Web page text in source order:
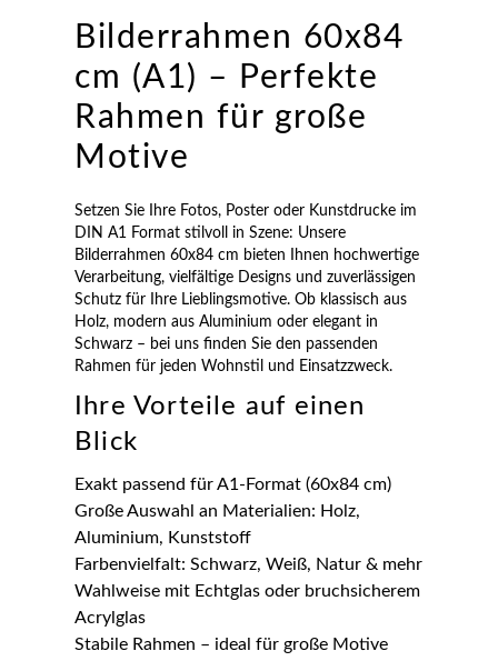
Bilderrahmen 60x84
cm (A1) – Perfekte
Rahmen für große
Motive
Setzen Sie Ihre Fotos, Poster oder Kunstdrucke im
DIN A1 Format stilvoll in Szene: Unsere
Bilderrahmen 60x84 cm bieten Ihnen hochwertige
Verarbeitung, vielfältige Designs und zuverlässigen
Schutz für Ihre Lieblingsmotive. Ob klassisch aus
Holz, modern aus Aluminium oder elegant in
Schwarz – bei uns finden Sie den passenden
Rahmen für jeden Wohnstil und Einsatzzweck.
Ihre Vorteile auf einen
Blick
Exakt passend für A1-Format (60x84 cm)
Große Auswahl an Materialien: Holz,
Aluminium, Kunststoff
Farbenvielfalt: Schwarz, Weiß, Natur & mehr
Wahlweise mit Echtglas oder bruchsicherem
Acrylglas
Stabile Rahmen – ideal für große Motive